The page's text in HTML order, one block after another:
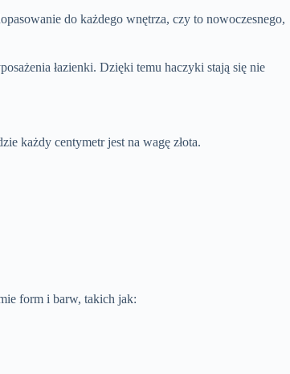
do każdego wnętrza, czy to nowoczesnego,
łazienki. Dzięki temu haczyki stają się nie
każdy centymetr jest na wagę złota.
form i barw, takich jak: